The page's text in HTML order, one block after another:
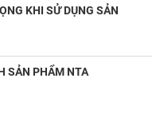
KHI SỬ DỤNG SẢN
SẢN PHẨM NTA